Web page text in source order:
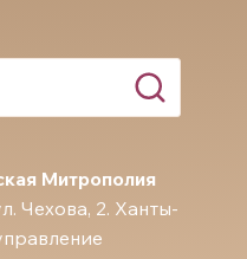
Митрополия
Чехова, 2. Ханты-